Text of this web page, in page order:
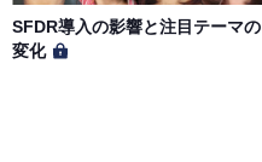
SFDR導入の影響と注目テーマの
変化